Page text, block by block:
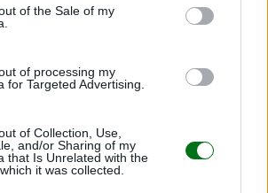
of the Sale of my
of processing my
for Targeted Advertising.
of Collection, Use,
and/or Sharing of my
that Is Unrelated with the
it was collected.
para la habitación de tu peque